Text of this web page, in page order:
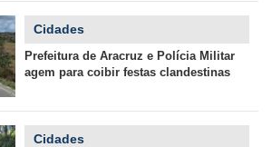
Cidades
Prefeitura de Aracruz e Polícia Militar
agem para coibir festas clandestinas
Cidades